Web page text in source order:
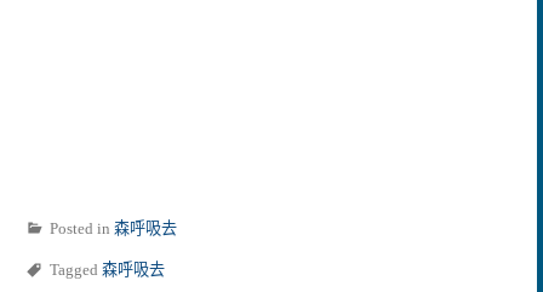
Posted in 森呼吸去
Tagged 森呼吸去